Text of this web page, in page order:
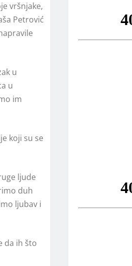
vršnjake,
Petrović
u
u
im
koji su se
ljude
duh
ljubav i
da ih što